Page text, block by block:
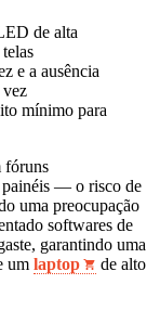
de alta
e a ausência
vez
mínimo para
fóruns
painéis — o risco de
uma preocupação
softwares de
garantindo uma
um laptop
de alto